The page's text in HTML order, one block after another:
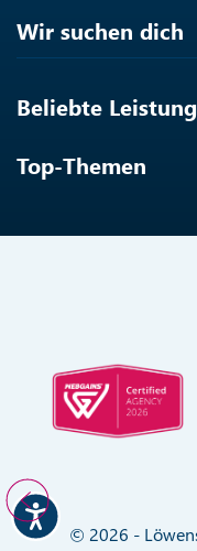
Wir suchen dich
Beliebte
Top-Themen
© 2026 -